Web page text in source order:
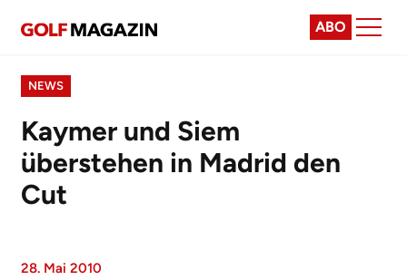
ABO
NEWS
Kaymer und Siem
überstehen in Madrid den
Cut
28. Mai 2010